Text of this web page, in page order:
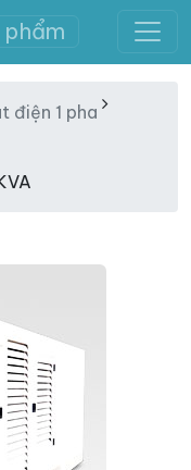
phẩm
điện 1 pha